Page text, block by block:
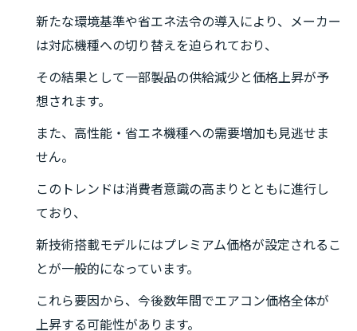
新たな環境基準や省エネ法令の導入により、メーカー
は対応機種への切り替えを迫られており、
その結果として一部製品の供給減少と価格上昇が予
想されます。
また、高性能・省エネ機種への需要増加も見逃せま
せん。
このトレンドは消費者意識の高まりとともに進行し
ており、
新技術搭載モデルにはプレミアム価格が設定されるこ
とが一般的になっています。
これら要因から、今後数年間でエアコン価格全体が
上昇する可能性があります。